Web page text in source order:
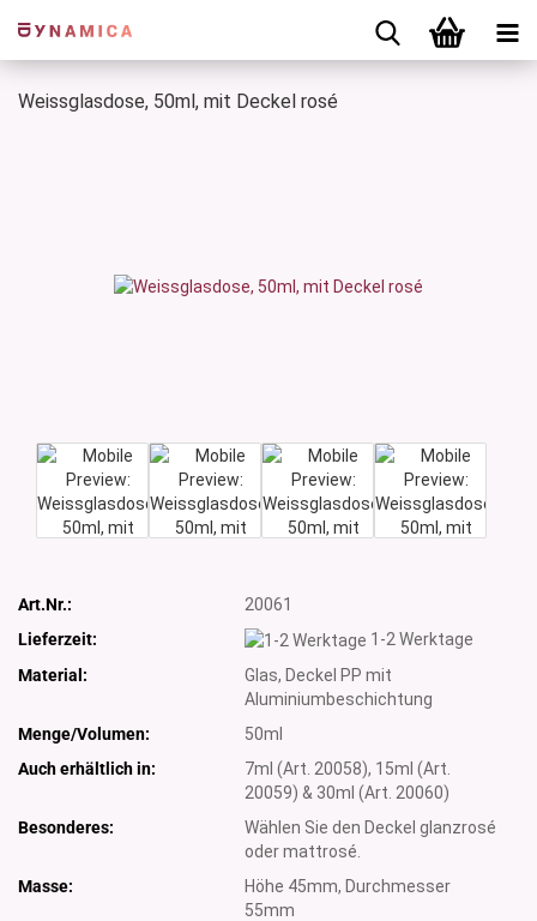
Weissglasdose, 50ml, mit Deckel rosé
Art.Nr.:
20061
Lieferzeit:
1-2 Werktage
Material:
Glas, Deckel PP mit
Aluminiumbeschichtung
Menge/Volumen:
50ml
Auch erhältlich in:
7ml (Art. 20058), 15ml (Art.
20059) & 30ml (Art. 20060)
Besonderes:
Wählen Sie den Deckel glanzrosé
oder mattrosé.
Masse:
Höhe 45mm, Durchmesser
55mm